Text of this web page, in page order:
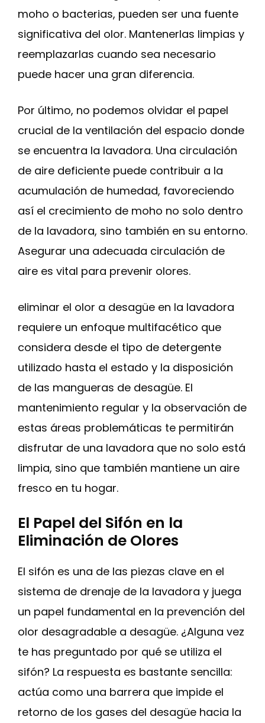
moho o bacterias, pueden ser una fuente
significativa del olor. Mantenerlas limpias y
reemplazarlas cuando sea necesario
puede hacer una gran diferencia.
Por último, no podemos olvidar el papel
crucial de la ventilación del espacio donde
se encuentra la lavadora. Una circulación
de aire deficiente puede contribuir a la
acumulación de humedad, favoreciendo
así el crecimiento de moho no solo dentro
de la lavadora, sino también en su entorno.
Asegurar una adecuada circulación de
aire es vital para prevenir olores.
eliminar el olor a desagüe en la lavadora
requiere un enfoque multifacético que
considera desde el tipo de detergente
utilizado hasta el estado y la disposición
de las mangueras de desagüe. El
mantenimiento regular y la observación de
estas áreas problemáticas te permitirán
disfrutar de una lavadora que no solo está
limpia, sino que también mantiene un aire
fresco en tu hogar.
El Papel del Sifón en la
Eliminación de Olores
El sifón es una de las piezas clave en el
sistema de drenaje de la lavadora y juega
un papel fundamental en la prevención del
olor desagradable a desagüe. ¿Alguna vez
te has preguntado por qué se utiliza el
sifón? La respuesta es bastante sencilla:
actúa como una barrera que impide el
retorno de los gases del desagüe hacia la